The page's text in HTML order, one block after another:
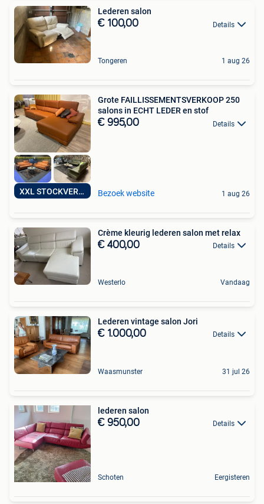
Lederen salon
€ 100,00 Details
Tongeren 1 aug 26
XXL STOCKVERKOOP
Grote FAILLISSEMENTSVERKOOP 250
salons in ECHT LEDER en stof
€ 995,00 Details
Bezoek website 1 aug 26
Crème kleurig lederen salon met relax
€ 400,00 Details
Westerlo Vandaag
Lederen vintage salon Jori
€ 1.000,00 Details
Waasmunster 31 jul 26
lederen salon
€ 950,00 Details
Schoten Eergisteren